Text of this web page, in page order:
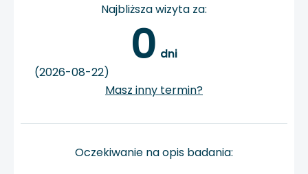
Najbliższa wizyta za:
0 dni
(2026-08-22)
Masz inny termin?
Oczekiwanie na opis badania: